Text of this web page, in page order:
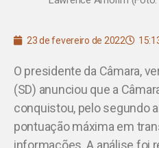
23 de fevereiro de 2022
O presidente da Câmara,
(SD) anunciou que a
conquistou, pelo segundo
pontuação máxima em
informações. A análise foi